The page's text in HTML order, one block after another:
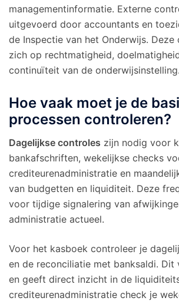
managementinformatie. Externe
uitgevoerd door accountants en
de Inspectie van het Onderwijs.
zich op rechtmatigheid,
continuïteit van de onderwijsinstelling.
Hoe vaak moet je de
processen controleren?
Dagelijkse controles zijn nodig voor
bankafschriften, wekelijkse checks
crediteurenadministratie en
van budgetten en liquiditeit. Deze
voor tijdige signalering van
administratie actueel.
Voor het kasboek controleer je
en de reconciliatie met banksaldi.
en geeft direct inzicht in de
crediteurenadministratie check je